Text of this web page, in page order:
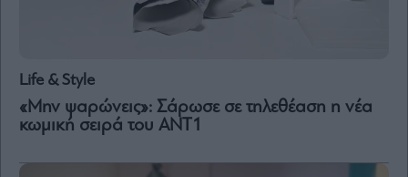
Life & Style
«Μην ψαρώνεις»: Σάρωσε σε τηλεθέαση η νέα
κωμική σειρά του ΑΝΤ1